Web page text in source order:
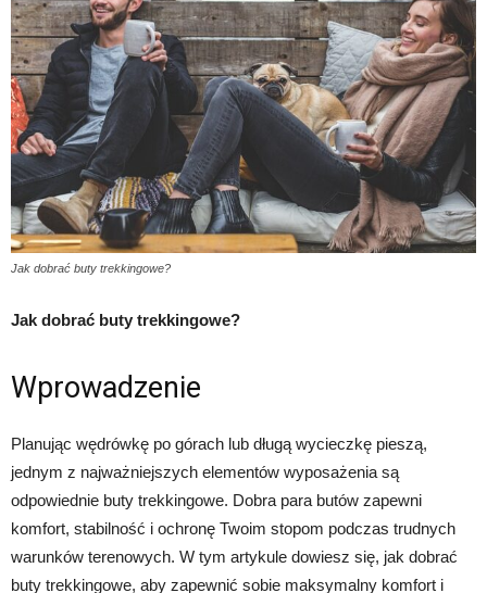
Jak dobrać buty trekkingowe?
Jak dobrać buty trekkingowe?
Wprowadzenie
Planując wędrówkę po górach lub długą wycieczkę pieszą,
jednym z najważniejszych elementów wyposażenia są
odpowiednie buty trekkingowe. Dobra para butów zapewni
komfort, stabilność i ochronę Twoim stopom podczas trudnych
warunków terenowych. W tym artykule dowiesz się, jak dobrać
buty trekkingowe, aby zapewnić sobie maksymalny komfort i